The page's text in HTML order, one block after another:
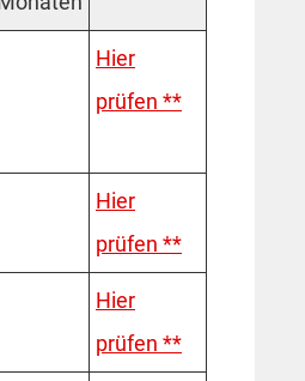
Hier
prüfen **
Hier
prüfen **
Hier
prüfen **